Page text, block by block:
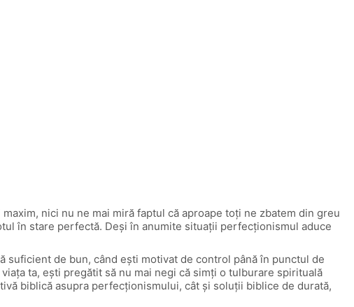
nici nu ne mai miră faptul că aproape toți ne zbatem din greu
în stare perfectă. Deși în anumite situații perfecționismul aduce
suficient de bun, când ești motivat de control până în punctul de
ta, ești pregătit să nu mai negi că simți o tulburare spirituală
biblică asupra perfecționismului, cât și soluții biblice de durată,